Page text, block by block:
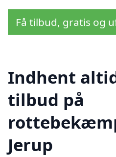
Få tilbud, gratis og
Indhent
tilbud på
Jerup